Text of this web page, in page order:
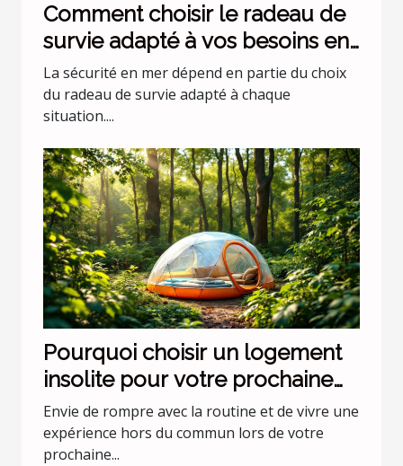
Comment choisir le radeau de
survie adapté à vos besoins en
mer ?
La sécurité en mer dépend en partie du choix
du radeau de survie adapté à chaque
situation....
Pourquoi choisir un logement
insolite pour votre prochaine
escapade ?
Envie de rompre avec la routine et de vivre une
expérience hors du commun lors de votre
prochaine...